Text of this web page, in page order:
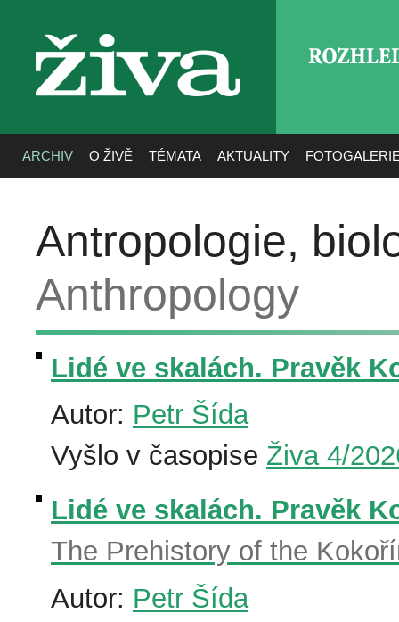
živa
ARCHIV O ŽIVĚ TÉMATA AKTUALITY
Antropologie,
Anthropology
Lidé ve skalách. Pravěk
Autor: Petr Šída
Vyšlo v časopise Živa 4/
Lidé ve skalách. Pravěk
The Prehistory of the
Autor: Petr Šída